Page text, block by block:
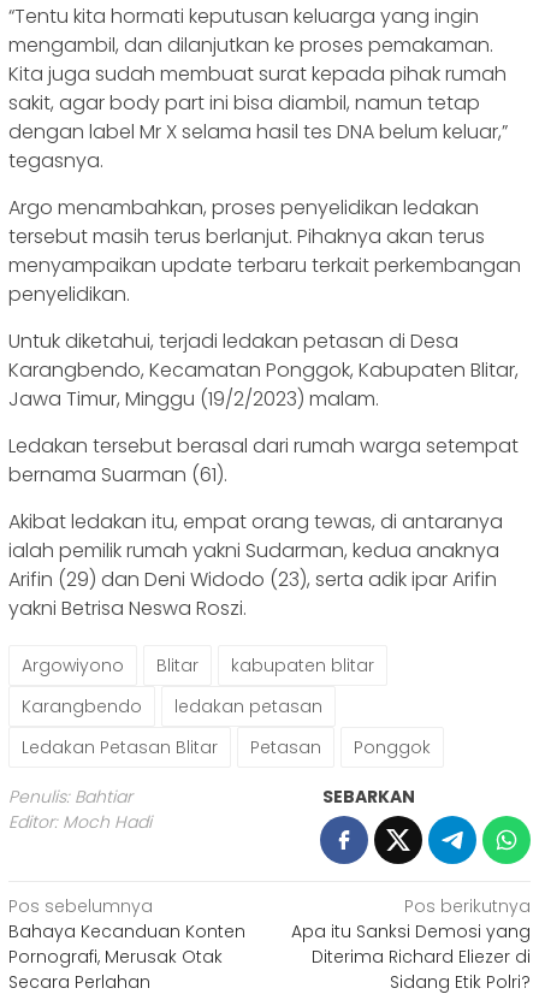
“Tentu kita hormati keputusan keluarga yang ingin
mengambil, dan dilanjutkan ke proses pemakaman.
Kita juga sudah membuat surat kepada pihak rumah
sakit, agar body part ini bisa diambil, namun tetap
dengan label Mr X selama hasil tes DNA belum keluar,”
tegasnya.
Argo menambahkan, proses penyelidikan ledakan
tersebut masih terus berlanjut. Pihaknya akan terus
menyampaikan update terbaru terkait perkembangan
penyelidikan.
Untuk diketahui, terjadi ledakan petasan di Desa
Karangbendo, Kecamatan Ponggok, Kabupaten Blitar,
Jawa Timur, Minggu (19/2/2023) malam.
Ledakan tersebut berasal dari rumah warga setempat
bernama Suarman (61).
Akibat ledakan itu, empat orang tewas, di antaranya
ialah pemilik rumah yakni Sudarman, kedua anaknya
Arifin (29) dan Deni Widodo (23), serta adik ipar Arifin
yakni Betrisa Neswa Roszi.
Argowiyono Blitar
kabupaten blitar
Karangbendo
ledakan petasan
Ledakan Petasan Blitar
Petasan Ponggok
Penulis: Bahtiar
Editor: Moch Hadi
SEBARKAN
Navigasi
pos
Pos sebelumnya
Bahaya Kecanduan Konten
Pornografi, Merusak Otak
Secara Perlahan
Pos berikutnya
Apa itu Sanksi Demosi yang
Diterima Richard Eliezer di
Sidang Etik Polri?